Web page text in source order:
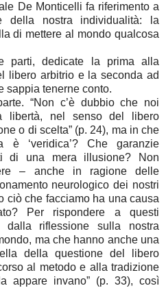
De Monticelli fa riferimento a
della nostra individualità: la
di mettere al mondo qualcosa
parti, dedicate la prima alla
libero arbitrio e la seconda ad
sappia tenerne conto.
“Non c’è dubbio che noi
libertà, nel senso del libero
o di scelta” (p. 24), ma in che
è ‘veridica’? Che garanzie
di una mera illusione? Non
– anche in ragione delle
neurologico dei nostri
ciò che facciamo ha una causa
Per rispondere a questi
dalla riflessione sulla nostra
ma che hanno anche una
della questione del libero
al metodo e alla tradizione
appare invano” (p. 33), così